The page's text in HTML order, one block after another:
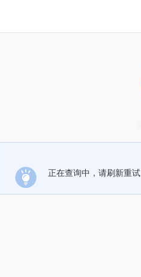
正在查询中，请刷新重试